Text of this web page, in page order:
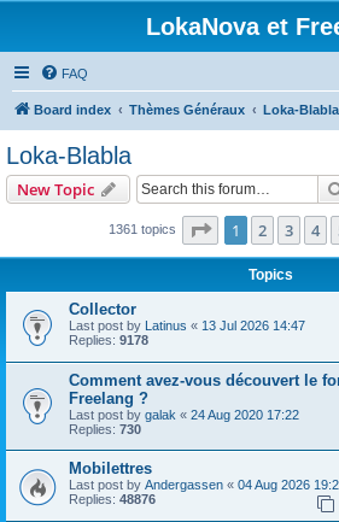
LokaNova et
FAQ
Board index Thèmes Généraux Loka-Blabla
Loka-Blabla
New Topic
1361 topics Page 1of 28
1 2 3 4
Topics
Collector
Last post by Latinus « 13 Jul 2026 14:47
Replies: 9178
Comment avez-vous découvert le
Freelang ?
Last post by galak « 24 Aug 2020 17:22
Replies: 730
Mobilettres
Last post by Andergassen « 04 Aug 2026
Replies: 48876